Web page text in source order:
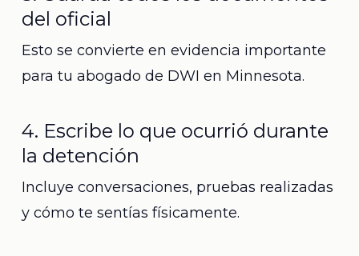
del oficial
Esto se convierte en evidencia importante
para tu abogado de DWI en Minnesota.
4. Escribe lo que ocurrió durante
la detención
Incluye conversaciones, pruebas realizadas
y cómo te sentías físicamente.